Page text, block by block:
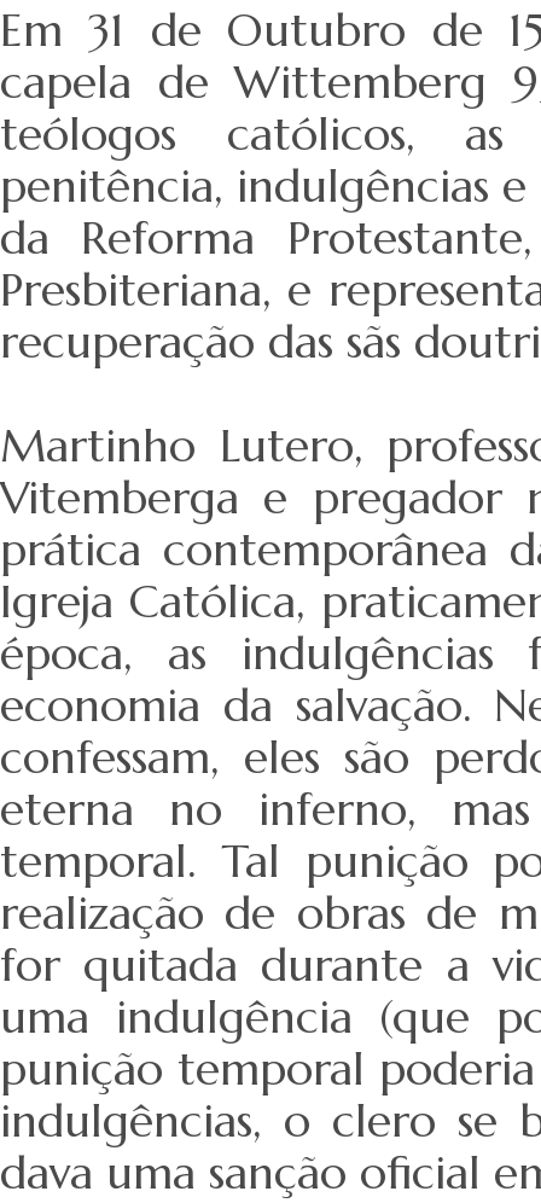
Em 31 de Outubro de
capela de Wittemberg
teólogos católicos, as
penitência, indulgências
da Reforma
Presbiteriana, e
recuperação das sãs
Martinho Lutero,
Vitemberga e pregador
prática contemporânea
Igreja Católica,
época, as
economia da salvação.
confessam, eles são
eterna no inferno,
temporal. Tal punição
realização de obras de
for quitada durante a
uma indulgência (que
punição temporal
indulgências, o clero se
dava uma sanção oficial